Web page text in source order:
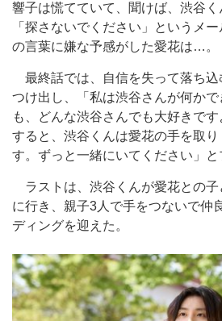
響子は慌てていて、聞けば、渋谷く
「探さないでください」というメ
の言葉に嫌な予感がした愛花は…。
最終話では、自信を失って落ち込
つけ出し、「私は渋谷さんが何か
も、どんな渋谷さんでも大好きです
すると、渋谷くんは愛花の手を取
す。ずっと一緒にいてください」と
ラストは、渋谷くんが愛花との子
に行き、親子3人で手をつないで仲
ディングを迎えた。